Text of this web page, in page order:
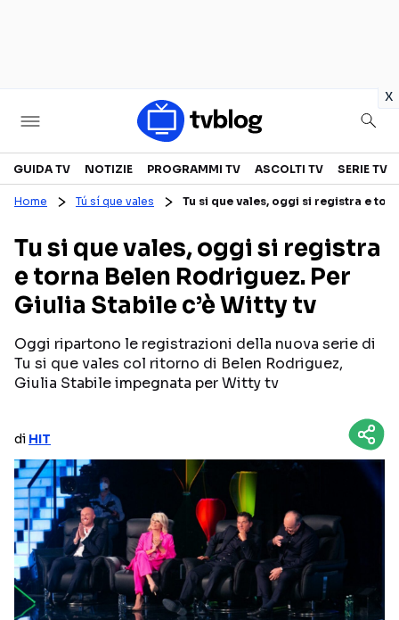
x
Televisione
CANALI TV
PROGRAMMI TV
PERSONAGGI TV
SERIE TV
REALITY SHOW
FICTION
Streaming
AMAZON PRIME VIDEO
DISNEY+
RAIPLAY
DAZN
PARAMOUNT+
Categorie
GUIDA TV NOTIZIE PROGRAMMI TV ASCOLTI TV SERIE TV
Home Tú sí que vales Tu si que vales, oggi si registra e
Tu si que vales, oggi si registra
e torna Belen Rodriguez. Per
Giulia Stabile c’è Witty tv
Oggi ripartono le registrazioni della nuova serie di
Tu si que vales col ritorno di Belen Rodriguez,
Giulia Stabile impegnata per Witty tv
di HIT